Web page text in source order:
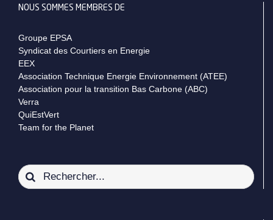
NOUS SOMMES MEMBRES DE
Groupe EPSA
Syndicat des Courtiers en Energie
EEX
Association Technique Energie Environnement (ATEE)
Association pour la transition Bas Carbone (ABC)
Verra
QuiEstVert
Team for the Planet
Rechercher: